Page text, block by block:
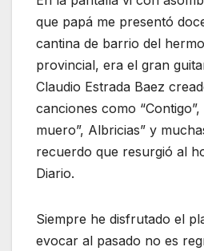
que papá me presentó
cantina de barrio del
provincial, era el gran
Claudio Estrada Baez
canciones como
muero”, Albricias” y
recuerdo que resurgió al
Diario.
Siempre he disfrutado el
evocar al pasado no es